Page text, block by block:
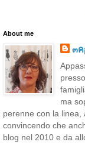
About me
ma
perenne con la linea,
convincendo che
blog nel 2010 e da